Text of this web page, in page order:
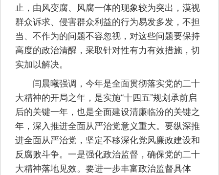
止，由风变腐、风腐一体的现象较为突出，漠视
群众诉求、侵害群众利益的行为易发多发，不担
当、不作为的问题不容忽视，对这些问题要保持
高度的政治清醒，采取针对性有力有效措施，切
实加以解决。
闫晨曦强调，今年是全面贯彻落实党的二十
大精神的开局之年，是实施“十四五”规划承前启
后的关键一年，也是全面建设清廉临汾的关键之
年，深入推进全面从严治党意义重大。要纵深推
进全面从严治党，坚定不移深化党风廉政建设和
反腐败斗争。一是强化政治监督，确保党的二十
大精神落地见效。要进一步丰富政治监督具体